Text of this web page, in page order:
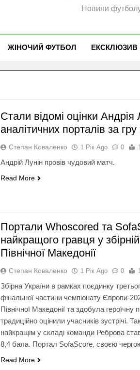
Новини футболу
ЖІНОЧИЙ ФУТБОЛ ЕКСКЛЮЗИВ
Стали відомі оцінки Андрія
аналітичних порталів за
Степан Коваленко 1 Рік Ago 0
Андрій Лунін провів чудовий матч.
Read More
Портали Whoscored та
найкращого гравця у
Північної Македонії
Степан Коваленко 1 Рік Ago 0
Збірна України в рамках поєдинку
фінальної частини чемпіонату Європи-
Північної Македонії та здобула героїчну
традиційно оцінили учасників зустрічі.
найкращім у складі команди Реброва
8,4 бала. Портал SofaScore, своєю
Read More